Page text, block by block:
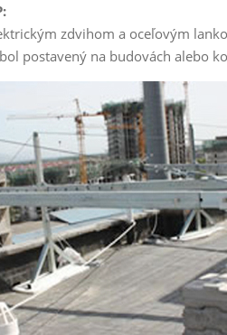
zdvihom a oceľovým
postavený na budovách alebo